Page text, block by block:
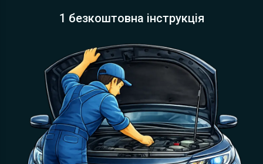
1 безкоштовна інструкція